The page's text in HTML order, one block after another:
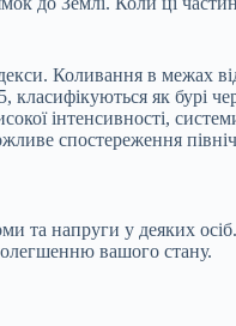
Коливання в межах
як бурі
інтенсивності,
спостереження
напруги у деяких
вашого стану.